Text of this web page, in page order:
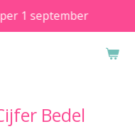
1 september
Bedel